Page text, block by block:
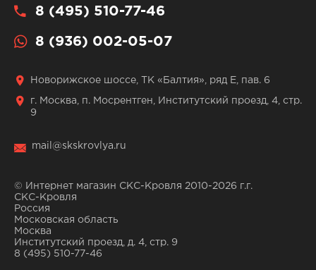
8 (495) 510-77-46
8 (936) 002-05-07
Новорижское шоссе, ТК «Балтия», ряд Е, пав. 6
г. Москва, п. Мосрентген, Институтский проезд, 4, стр.
9
mail@skskrovlya.ru
© Интернет магазин СКС-Кровля 2010-2026 г.г.
СКС-Кровля
Россия
Московская область
Москва
Институтский проезд, д. 4, стр. 9
8 (495) 510-77-46